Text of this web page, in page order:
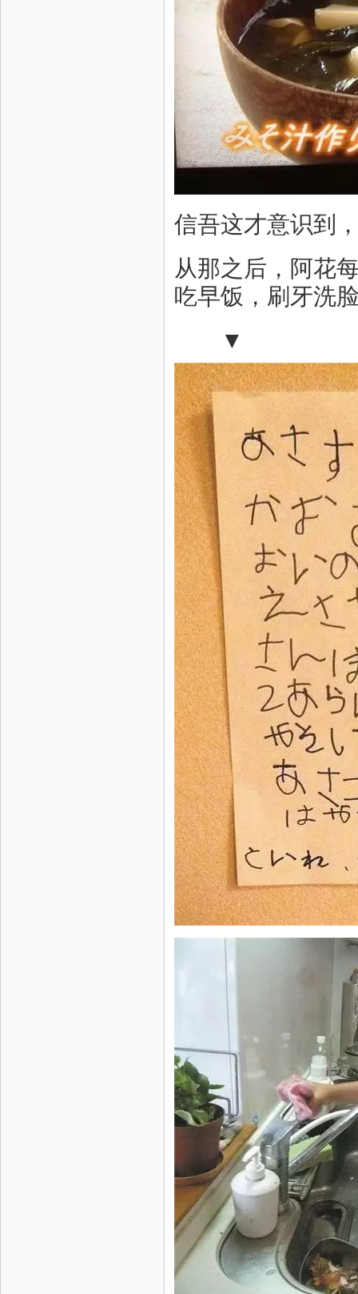
信吾这才意识到
从那之后，阿花
吃早饭，刷牙洗
▼